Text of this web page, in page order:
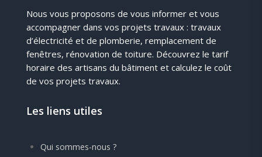
Nous vous proposons de vous informer et vous
accompagner dans vos projets travaux : travaux
d’électricité et de plomberie, remplacement de
fenêtres, rénovation de toiture. Découvrez le tarif
horaire des artisans du bâtiment et calculez le coût
de vos projets travaux.
Les liens utiles
Qui sommes-nous ?